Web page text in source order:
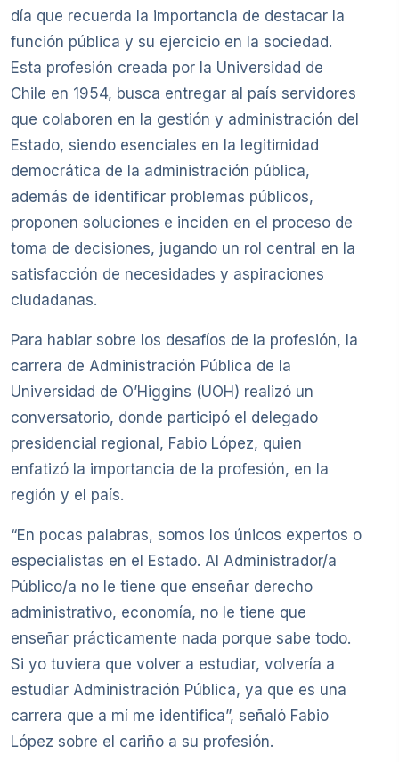
día que recuerda la importancia de destacar la
función pública y su ejercicio en la sociedad.
Esta profesión creada por la Universidad de
Chile en 1954, busca entregar al país servidores
que colaboren en la gestión y administración del
Estado, siendo esenciales en la legitimidad
democrática de la administración pública,
además de identificar problemas públicos,
proponen soluciones e inciden en el proceso de
toma de decisiones, jugando un rol central en la
satisfacción de necesidades y aspiraciones
ciudadanas.
Para hablar sobre los desafíos de la profesión, la
carrera de Administración Pública de la
Universidad de O’Higgins (UOH) realizó un
conversatorio, donde participó el delegado
presidencial regional, Fabio López, quien
enfatizó la importancia de la profesión, en la
región y el país.
“En pocas palabras, somos los únicos expertos o
especialistas en el Estado. Al Administrador/a
Público/a no le tiene que enseñar derecho
administrativo, economía, no le tiene que
enseñar prácticamente nada porque sabe todo.
Si yo tuviera que volver a estudiar, volvería a
estudiar Administración Pública, ya que es una
carrera que a mí me identifica”, señaló Fabio
López sobre el cariño a su profesión.